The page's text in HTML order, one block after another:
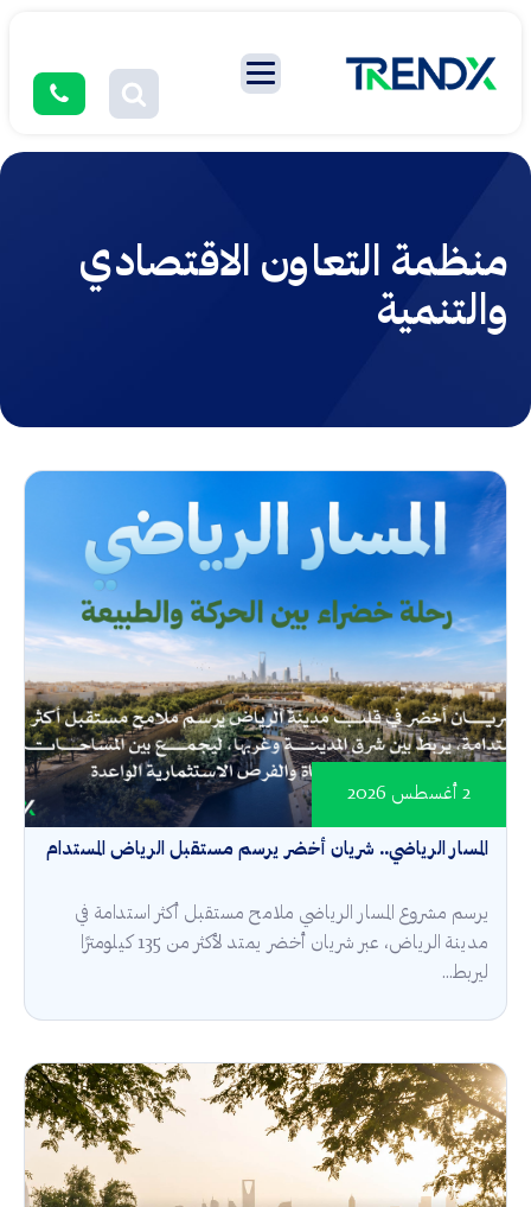
منظمة التعاون الاقتصادي
والتنمية
المسار الرياضي.. شريان أخضر يرسم مستقبل الرياض المستدام
2 أغسطس 2026
يرسم مشروع المسار الرياضي ملامح مستقبل أكثر استدامة في
مدينة الرياض، عبر شريان أخضر يمتد لأكثر من 135 كيلومترًا
ليربط...